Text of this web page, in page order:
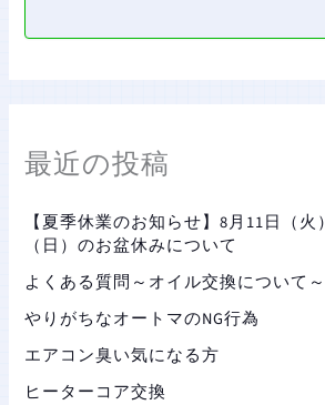
最近の投稿
【夏季休業のお知らせ】8月11日（火
（日）のお盆休みについて
よくある質問～オイル交換について～
やりがちなオートマのNG行為
エアコン臭い気になる方
ヒーターコア交換